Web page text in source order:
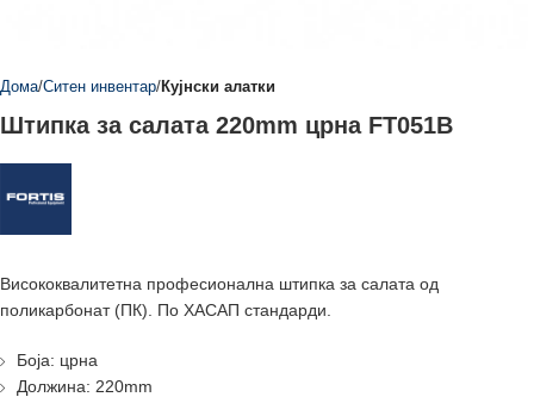
Дома Ситен инвентар Кујнски алатки
Штипка за салата 220mm црна FT051B
Висококвалитетна професионална штипка за салата од
поликарбонат (ПК). По ХАСАП стандарди.
Боја: црна
Должина: 220mm